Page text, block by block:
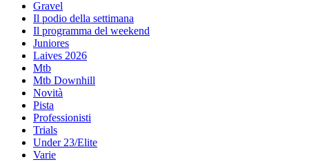
Gravel
Il podio della settimana
Il programma del weekend
Juniores
Laives 2026
Mtb
Mtb Downhill
Novità
Pista
Professionisti
Trials
Under 23/Elite
Varie